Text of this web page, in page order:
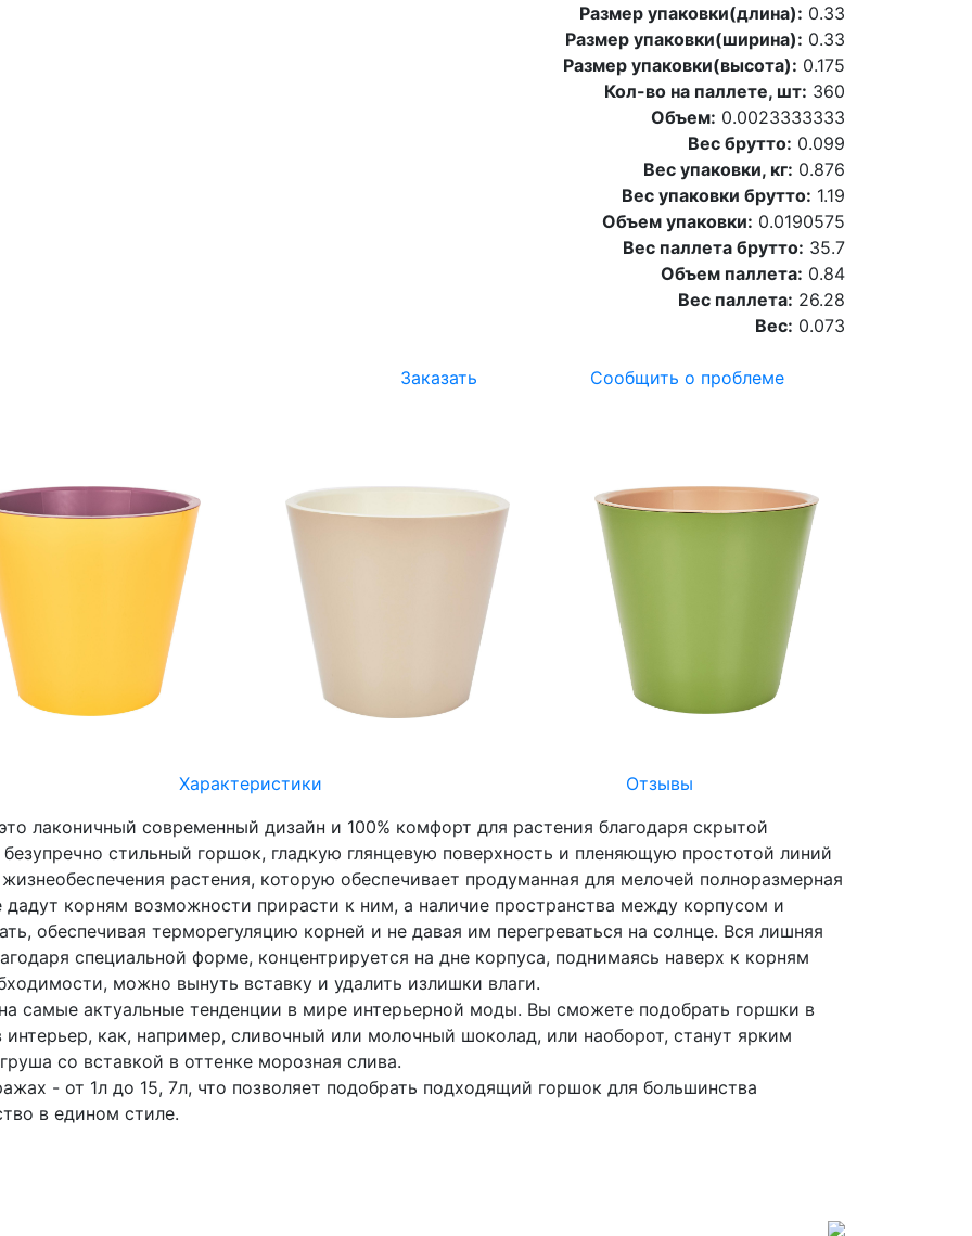
Размер упаковки(длина): 0.33
Размер упаковки(ширина): 0.33
Размер упаковки(высота): 0.175
Кол-во на паллете, шт: 360
Объем: 0.0023333333
Вес брутто: 0.099
Вес упаковки, кг: 0.876
Вес упаковки брутто: 1.19
Объем упаковки: 0.0190575
Вес паллета брутто: 35.7
Объем паллета: 0.84
Вес паллета: 26.28
Вес: 0.073
Заказать Сообщить о проблеме
Характеристики
Отзывы
лаконичный современный дизайн и 100% комфорт для растения благодаря скрытой
стильный горшок, гладкую глянцевую поверхность и пленяющую простотой линий
растения, которую обеспечивает продуманная для мелочей полноразмерная
дадут корням возможности прирасти к ним, а наличие пространства между корпусом и
обеспечивая терморегуляцию корней и не давая им перегреваться на солнце. Вся лишняя
специальной форме, концентрируется на дне корпуса, поднимаясь наверх к корням
можно вынуть вставку и удалить излишки влаги.
самые актуальные тенденции в мире интерьерной моды. Вы сможете подобрать горшки в
как, например, сливочный или молочный шоколад, или наоборот, станут ярким
со вставкой в оттенке морозная слива.
- от 1л до 15, 7л, что позволяет подобрать подходящий горшок для большинства
в едином стиле.